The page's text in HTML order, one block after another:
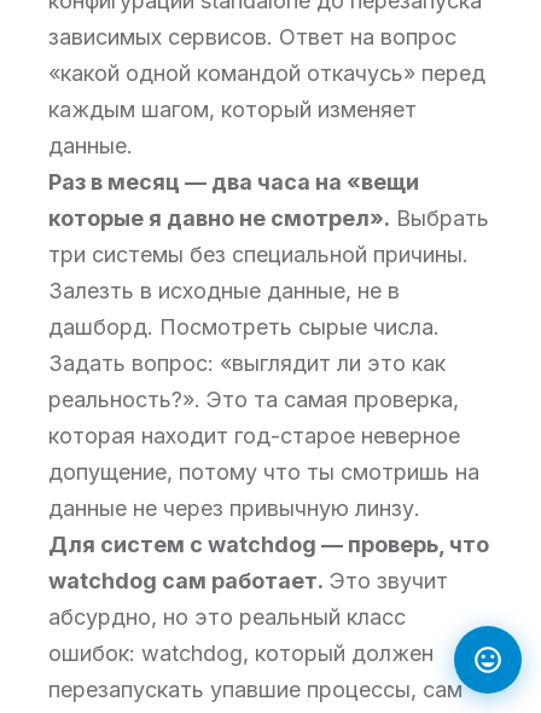
зависимых сервисов. Ответ на вопрос
«какой одной командой откачусь» перед
каждым шагом, который изменяет
данные.
Раз в месяц — два часа на «вещи
которые я давно не смотрел». Выбрать
три системы без специальной причины.
Залезть в исходные данные, не в
дашборд. Посмотреть сырые числа.
Задать вопрос: «выглядит ли это как
реальность?». Это та самая проверка,
которая находит год-старое неверное
допущение, потому что ты смотришь на
данные не через привычную линзу.
Для систем с watchdog — проверь, что
watchdog сам работает. Это звучит
абсурдно, но это реальный класс
ошибок: watchdog, который должен
перезапускать упавшие процессы, сам